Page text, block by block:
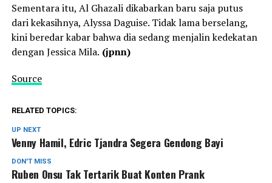
Sementara itu, Al Ghazali dikabarkan baru saja putus
dari kekasihnya, Alyssa Daguise. Tidak lama berselang,
kini beredar kabar bahwa dia sedang menjalin kedekatan
dengan Jessica Mila. (jpnn)
Source
RELATED TOPICS:
UP NEXT
Venny Hamil, Edric Tjandra Segera Gendong Bayi
DON'T MISS
Ruben Onsu Tak Tertarik Buat Konten Prank